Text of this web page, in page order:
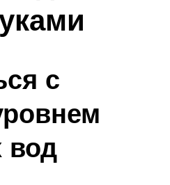
с
вод